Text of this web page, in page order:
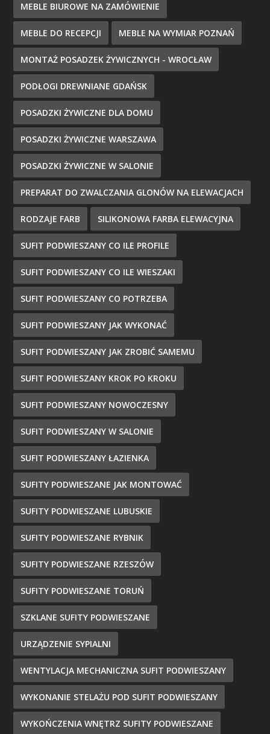
MEBLE BIUROWE NA ZAMÓWIENIE
MEBLE DO RECEPCJI MEBLE NA WYMIAR POZNAŃ
MONTAŻ POSADZEK ŻYWICZNYCH - WROCŁAW
PODŁOGI DREWNIANE GDAŃSK
POSADZKI ŻYWICZNE DLA DOMU
POSADZKI ŻYWICZNE WARSZAWA
POSADZKI ŻYWICZNE W SALONIE
PREPARAT DO ZWALCZANIA GLONÓW NA ELEWACJACH
RODZAJE FARB SILIKONOWA FARBA ELEWACYJNA
SUFIT PODWIESZANY CO ILE PROFILE
SUFIT PODWIESZANY CO ILE WIESZAKI
SUFIT PODWIESZANY CO POTRZEBA
SUFIT PODWIESZANY JAK WYKONAĆ
SUFIT PODWIESZANY JAK ZROBIĆ SAMEMU
SUFIT PODWIESZANY KROK PO KROKU
SUFIT PODWIESZANY NOWOCZESNY
SUFIT PODWIESZANY W SALONIE
SUFIT PODWIESZANY ŁAZIENKA
SUFITY PODWIESZANE JAK MONTOWAĆ
SUFITY PODWIESZANE LUBUSKIE
SUFITY PODWIESZANE RYBNIK
SUFITY PODWIESZANE RZESZÓW
SUFITY PODWIESZANE TORUŃ
SZKLANE SUFITY PODWIESZANE
URZĄDZENIE SYPIALNI
WENTYLACJA MECHANICZNA SUFIT PODWIESZANY
WYKONANIE STELAŻU POD SUFIT PODWIESZANY
WYKOŃCZENIA WNĘTRZ SUFITY PODWIESZANE